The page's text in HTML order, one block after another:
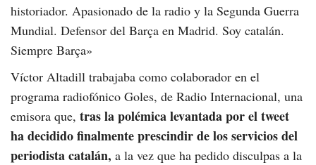
historiador. Apasionado de la radio y la Segunda Guerra
Mundial. Defensor del Barça en Madrid. Soy catalán.
Siempre Barça»
Víctor Altadill trabajaba como colaborador en el
programa radiofónico Goles, de Radio Internacional, una
emisora que, tras la polémica levantada por el tweet
ha decidido finalmente prescindir de los servicios del
periodista catalán, a la vez que ha pedido disculpas a la